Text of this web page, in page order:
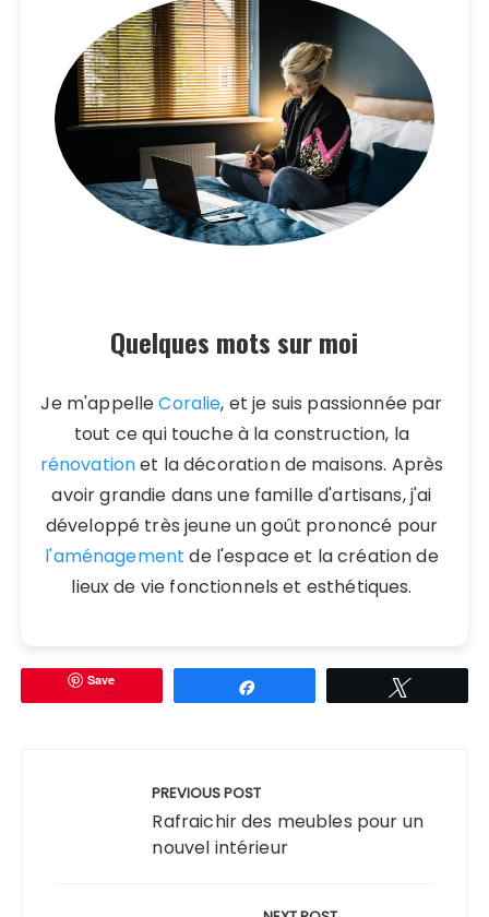
Quelques mots sur moi
Je m'appelleCoralie, et je suis passionnée par
tout ce qui touche à la construction, la
rénovationet la décoration de maisons. Après
avoir grandie dans une famille d'artisans, j'ai
développé très jeune un goût prononcé pour
l'aménagement de l'espace et la création de
lieux de vie fonctionnels et esthétiques.
Save
PREVIOUS POST
Rafraichir des meubles pour un
nouvel intérieur